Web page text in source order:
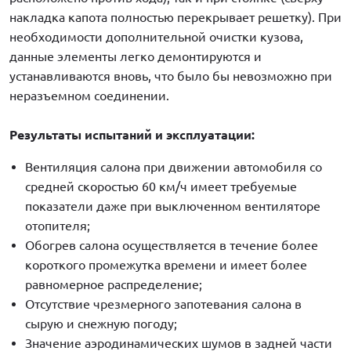
накладка капота полностью перекрывает решетку). При
необходимости дополнительной очистки кузова,
данные элементы легко демонтируются и
устанавливаются вновь, что было бы невозможно при
неразъемном соединении.
Результаты испытаний и эксплуатации:
Вентиляция салона при движении автомобиля со
средней скоростью 60 км/ч имеет требуемые
показатели даже при выключенном вентиляторе
отопителя;
Обогрев салона осуществляется в течение более
короткого промежутка времени и имеет более
равномерное распределение;
Отсутствие чрезмерного запотевания салона в
сырую и снежную погоду;
Значение аэродинамических шумов в задней части